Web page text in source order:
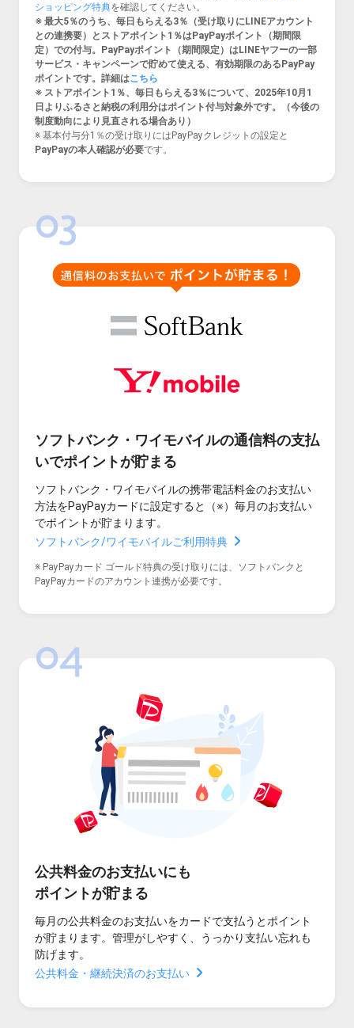
ショッピング特典を確認してください。
※ 最大5％のうち、毎日もらえる3％（受け取りにLINEアカウント
との連携要）とストアポイント1％はPayPayポイント（期間限
定）での付与。PayPayポイント（期間限定）はLINEヤフーの一部
サービス・キャンペーンで貯めて使える、有効期限のあるPayPay
ポイントです。詳細はこちら
※ ストアポイント1％、毎日もらえる3％について、2025年10月1
日よりふるさと納税の利用分はポイント付与対象外です。（今後の
制度動向により見直される場合あり）
※ 基本付与分1％の受け取りにはPayPayクレジットの設定と
PayPayの本人確認が必要です。
ソフトバンク・ワイモバイルの通信料の支払
いでポイントが貯まる
ソフトバンク・ワイモバイルの携帯電話料金のお支払い
方法をPayPayカードに設定すると（※）毎月のお支払い
でポイントが貯まります。
ソフトバンク/ワイモバイルご利用特典
※ PayPayカード ゴールド特典の受け取りには、ソフトバンクと
PayPayカードのアカウント連携が必要です。
公共料金のお支払いにも
ポイントが貯まる
毎月の公共料金のお支払いをカードで支払うとポイント
が貯まります。管理がしやすく、うっかり支払い忘れも
防げます。
公共料金・継続決済のお支払い